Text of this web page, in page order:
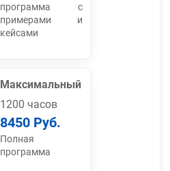
программа с
примерами и
кейсами
Максимальный
1200 часов
8450 Руб.
Полная
программа